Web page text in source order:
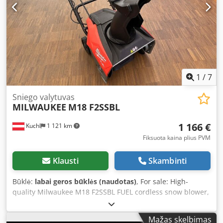
1 /7
Kuchl 1 121 km
Sniego valytuvas
MILWAUKEE M18 F2SSBL
1 166 €
Fiksuota kaina plius PVM
Klausti Skambinti
Būklė: labai geros būklės (naudotas), For sale: High-
quality Milwaukee M18 F2SSBL FUEL cordless snow blower,
display unit in excellent condition. - The machine was only
displayed in-store – no use in harsh winter conditions! -
Mažas skelbimas